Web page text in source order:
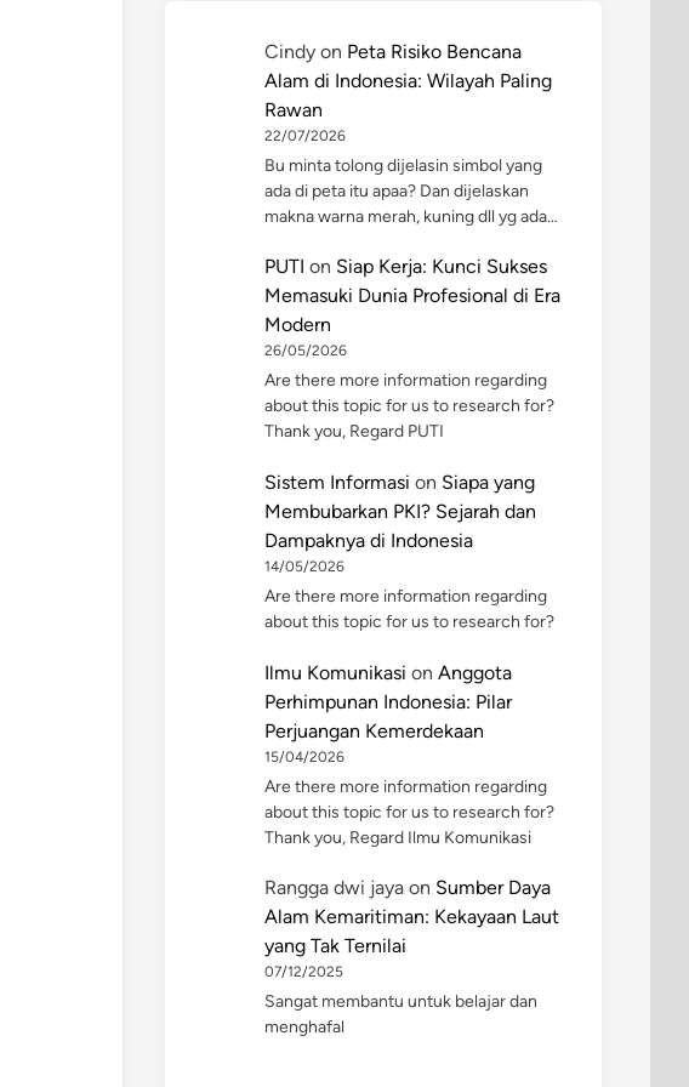
Cindy on Peta Risiko Bencana
Alam di Indonesia: Wilayah Paling
Rawan
22/07/2026
Bu minta tolong dijelasin simbol yang
ada di peta itu apaa? Dan dijelaskan
makna warna merah, kuning dll yg ada…
PUTI on Siap Kerja: Kunci Sukses
Memasuki Dunia Profesional di Era
Modern
26/05/2026
Are there more information regarding
about this topic for us to research for?
Thank you, Regard PUTI
Sistem Informasi on Siapa yang
Membubarkan PKI? Sejarah dan
Dampaknya di Indonesia
14/05/2026
Are there more information regarding
about this topic for us to research for?
Ilmu Komunikasi on Anggota
Perhimpunan Indonesia: Pilar
Perjuangan Kemerdekaan
15/04/2026
Are there more information regarding
about this topic for us to research for?
Thank you, Regard Ilmu Komunikasi
Rangga dwi jaya on Sumber Daya
Alam Kemaritiman: Kekayaan Laut
yang Tak Ternilai
07/12/2025
Sangat membantu untuk belajar dan
menghafal